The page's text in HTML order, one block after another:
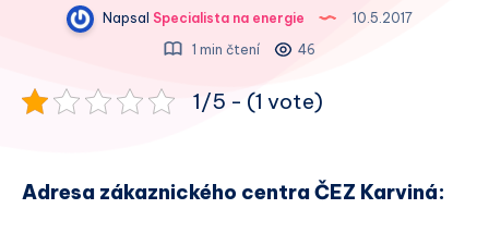
Napsal Specialista na energie
10.5.2017
1 min čtení
46
1/5 - (1 vote)
Adresa zákaznického centra ČEZ Karviná: